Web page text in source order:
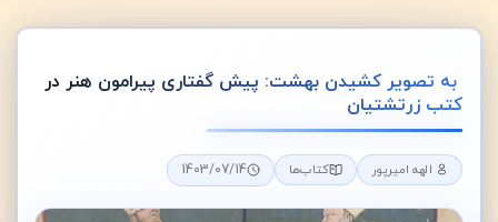
به تصویر کشیدن بهشت: پیش گفتاری پیرامون هنر در
کتب زرتشتیان
الهه امیرپور کتاب‌ها 1403/07/14